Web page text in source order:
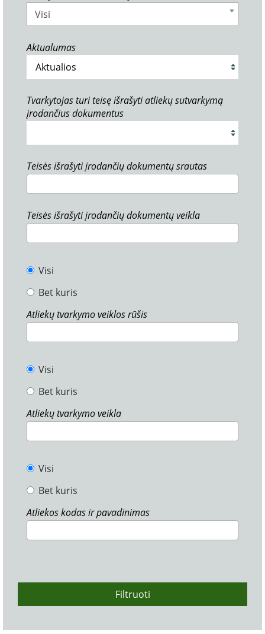
Visi
Aktualumas
Tvarkytojas turi teisę išrašyti atliekų sutvarkymą
įrodančius dokumentus
Teisės išrašyti įrodančių dokumentų srautas
Teisės išrašyti įrodančių dokumentų veikla
Visi
Bet kuris
Atliekų tvarkymo veiklos rūšis
Visi
Bet kuris
Atliekų tvarkymo veikla
Visi
Bet kuris
Atliekos kodas ir pavadinimas
Filtruoti